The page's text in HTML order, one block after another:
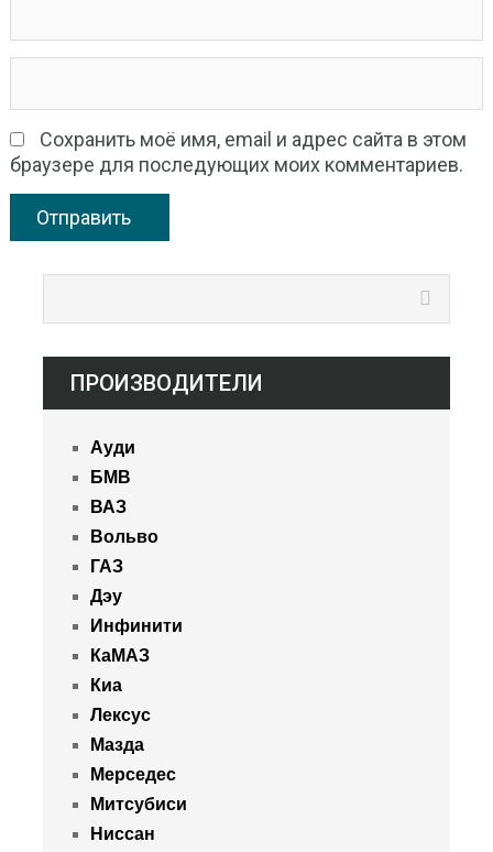
Сохранить моё имя, email и адрес сайта в этом
браузере для последующих моих комментариев.
ПРОИЗВОДИТЕЛИ
Ауди
БМВ
ВАЗ
Вольво
ГАЗ
Дэу
Инфинити
КаМАЗ
Киа
Лексус
Мазда
Мерседес
Митсубиси
Ниссан